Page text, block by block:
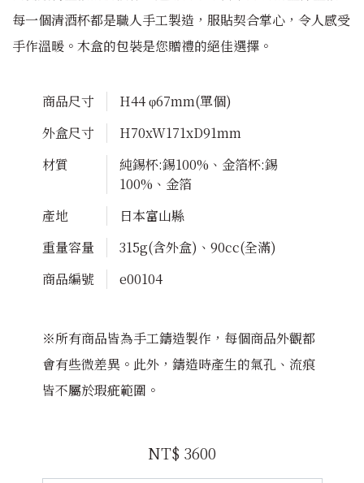
每一個清酒杯都是職人手工製造，服貼契合掌心，令人感受
手作溫暖。木盒的包裝是您贈禮的絕佳選擇。
商品尺寸
H44 φ67mm(單個)
外盒尺寸
H70xW171xD91mm
材質
純錫杯:錫100%、金箔杯:錫
100%、金箔
產地
日本富山縣
重量容量
315g(含外盒)、90cc(全滿)
商品編號
e00104
※所有商品皆為手工鑄造製作，每個商品外觀都
會有些微差異。此外，鑄造時產生的氣孔、流痕
皆不屬於瑕疵範圍。
NT$ 3600